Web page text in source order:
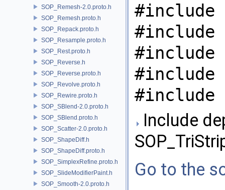
SOP_Remesh-2.0.proto.h
SOP_Remesh.proto.h
SOP_Repack.proto.h
SOP_Resample.proto.h
SOP_Rest.proto.h
SOP_Reverse.h
SOP_Reverse.proto.h
SOP_Revolve.proto.h
SOP_Rewire.proto.h
SOP_SBlend-2.0.proto.h
SOP_SBlend.proto.h
SOP_Scatter-2.0.proto.h
SOP_ShapeDiff.h
SOP_ShapeDiff.proto.h
SOP_SimplexRefine.proto.h
SOP_SlideModifierPaint.h
SOP_Smooth-2.0.proto.h
#include
#include
#include
#include
#include
Include
Go to the